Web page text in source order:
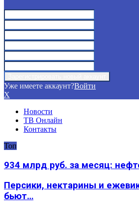
Уже имеете аккаунт?Войти
X
Новости
ТВ Онлайн
Контакты
Топ
934 млрд руб. за месяц:
Персики, нектарины и
бьют…